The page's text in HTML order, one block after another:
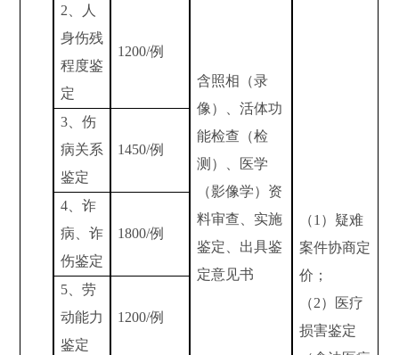
含照相（录
像）、活体功
能检查（检
测）、医学
（影像学）资
料审查、实施
鉴定、出具鉴
定意见书
（1）疑难
案件协商定
价；
（2）医疗
损害鉴定
2 、人
身伤残
程度鉴
定
1200/例
3 、伤
病关系
鉴定
1450/例
4 、诈
病、诈
伤鉴定
1800/例
5 、劳
动能力
鉴定
1200/例